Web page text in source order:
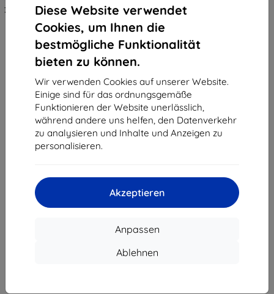
Diese Website verwendet
Cookies, um Ihnen die
bestmögliche Funktionalität
bieten zu können.
Wir verwenden Cookies auf unserer Website.
Einige sind für das ordnungsgemäße
Funktionieren der Website unerlässlich,
während andere uns helfen, den Datenverkehr
zu analysieren und Inhalte und Anzeigen zu
personalisieren.
Akzeptieren
Anpassen
Ablehnen
3mk TechWrap matte Schutzfolie
für das zentrale Display des
Omoda 5 FL 2024-2025
47,90 €
43,11 €
vom ganzen5.
«